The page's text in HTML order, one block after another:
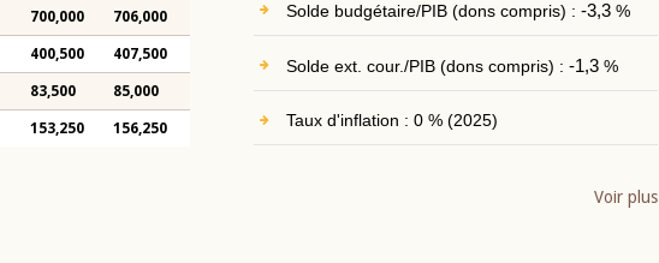
700,000 706,000
400,500 407,500
83,500 85,000
153,250 156,250
Solde budgétaire/PIB (dons compris) : -3,3%
Solde ext. cour./PIB (dons compris) : -1,3%
Taux d'inflation : 0 % (2025)
Voir plus